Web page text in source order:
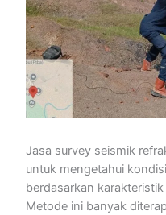
Jasa survey seismik
untuk mengetahui
berdasarkan
Metode ini banyak